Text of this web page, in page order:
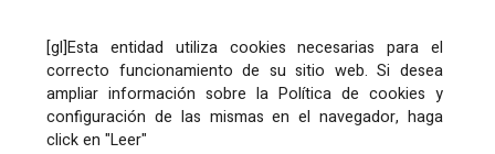
[gl]Esta entidad utiliza cookies necesarias para el
correcto funcionamiento de su sitio web. Si desea
ampliar información sobre la Política de cookies y
configuración de las mismas en el navegador, haga
click en "Leer"